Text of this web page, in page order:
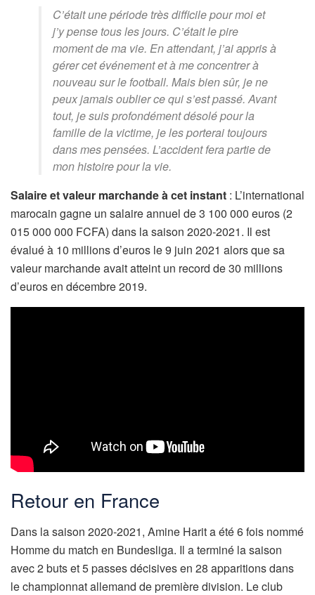
C’était une période très difficile pour moi et
j’y pense tous les jours. C’était le pire
moment de ma vie. En attendant, j’ai appris à
gérer cet événement et à me concentrer à
nouveau sur le football. Mais bien sûr, je ne
peux jamais oublier ce qui s’est passé. Avant
tout, je suis profondément désolé pour la
famille de la victime, je les porterai toujours
dans mes pensées. L’accident fera partie de
mon histoire pour la vie.
Salaire et valeur marchande à cet instant : L’international
marocain gagne un salaire annuel de 3 100 000 euros (2
015 000 000 FCFA) dans la saison 2020-2021. Il est
évalué à 10 millions d’euros le 9 juin 2021 alors que sa
valeur marchande avait atteint un record de 30 millions
d’euros en décembre 2019.
Retour en France
Dans la saison 2020-2021, Amine Harit a été 6 fois nommé
Homme du match en Bundesliga. Il a terminé la saison
avec 2 buts et 5 passes décisives en 28 apparitions dans
le championnat allemand de première division. Le club